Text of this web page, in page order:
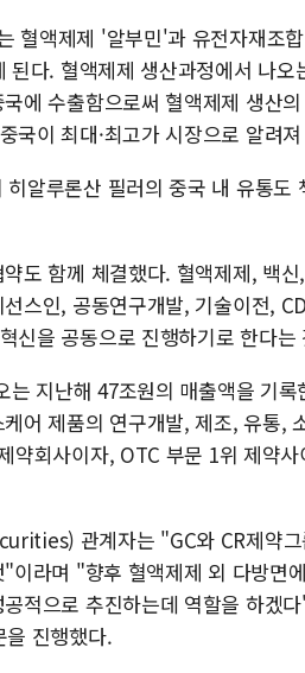
혈액제제 '알부민'과 유전자재조
다. 혈액제제 생산과정에서 나
에 수출함으로써 혈액제제 생산
국이 최대·최고가 시장으로 알려
알루론산 필러의 중국 내 유통
약도 함께 체결했다. 혈액제제,
스인, 공동연구개발, 기술이전,
신을 공동으로 진행하기로 한다는
는 지난해 47조원의 매출액을 기
어 제품의 연구개발, 제조, 유통,
약회사이자, OTC 부문 1위 제약
관계자는 "GC와 CR제약
이라며 "향후 혈액제제 외 다방면
적으로 추진하는데 역할을 하겠
을 진행했다.